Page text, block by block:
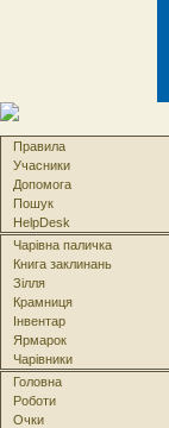
Правила
Учасники
Допомога
Пошук
HelpDesk
Чарівна паличка
Книга заклинань
Зілля
Крамниця
Інвентар
Ярмарок
Чарівники
Головна
Роботи
Очки